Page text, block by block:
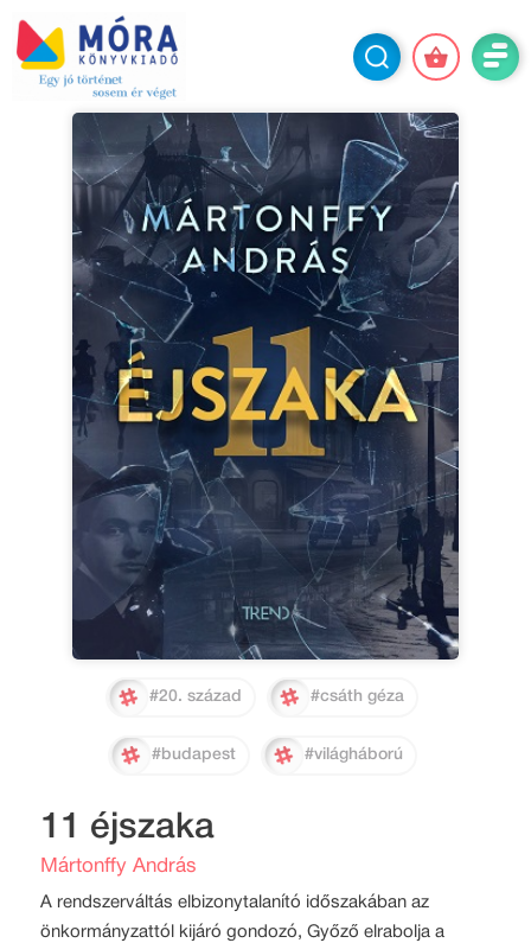
#20. század #csáth géza
#budapest #világháború
11 éjszaka
Mártonffy András
A rendszerváltás elbizonytalanító időszakában az
önkormányzattól kijáró gondozó, Győző elrabolja a